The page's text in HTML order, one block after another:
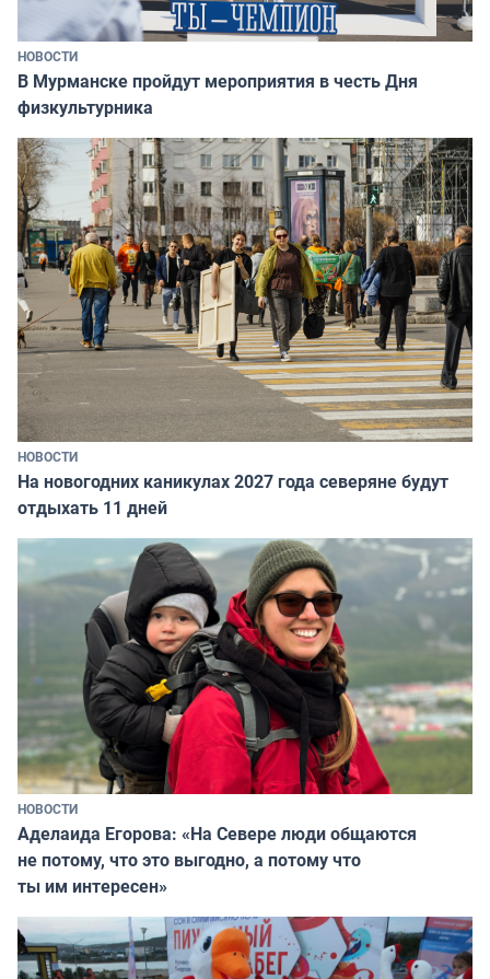
НОВОСТИ
В Мурманске пройдут мероприятия в честь Дня
физкультурника
НОВОСТИ
На новогодних каникулах 2027 года северяне будут
отдыхать 11 дней
НОВОСТИ
Аделаида Егорова: «На Севере люди общаются
не потому, что это выгодно, а потому что
ты им интересен»